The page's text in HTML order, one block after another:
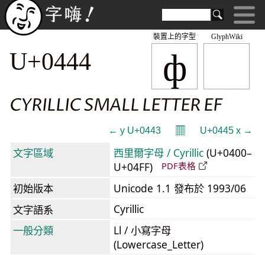
GlyphWiki
ф
裝置上的字型
U+0444
CYRILLIC SMALL LETTER EF
← у U+0443 𝄜 U+0445 х →
文字區域 西里爾字母 / Cyrillic (U+0400–
U+04FF)
PDF表格
初始版本
Unicode 1.1 發布於 1993/06
文字語系
Cyrillic
一般分類
Ll / 小寫字母
(Lowercase_Letter)